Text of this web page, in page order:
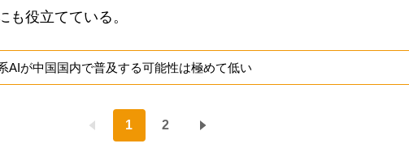
も役立てている。
AIが中国国内で普及する可能性は極めて低い
1 2